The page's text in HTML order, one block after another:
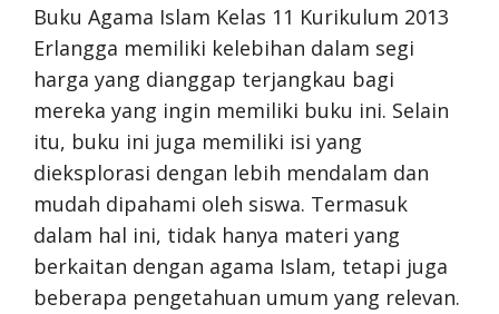
Buku Agama Islam Kelas 11 Kurikulum 2013
Erlangga memiliki kelebihan dalam segi
harga yang dianggap terjangkau bagi
mereka yang ingin memiliki buku ini. Selain
itu, buku ini juga memiliki isi yang
dieksplorasi dengan lebih mendalam dan
mudah dipahami oleh siswa. Termasuk
dalam hal ini, tidak hanya materi yang
berkaitan dengan agama Islam, tetapi juga
beberapa pengetahuan umum yang relevan.